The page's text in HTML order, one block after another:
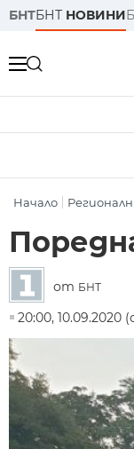
БНТБНТ НОВИНИ
Начало
от БНТ
20:00, 10.09.2020